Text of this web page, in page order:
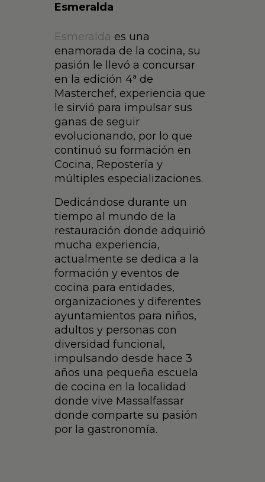
Esmeralda
Esmeralda es una
enamorada de la cocina, su
pasión le llevó a concursar
en la edición 4ª de
Masterchef, experiencia que
le sirvió para impulsar sus
ganas de seguir
evolucionando, por lo que
continuó su formación en
Cocina, Repostería y
múltiples especializaciones.
Dedicándose durante un
tiempo al mundo de la
restauración donde adquirió
mucha experiencia,
actualmente se dedica a la
formación y eventos de
cocina para entidades,
organizaciones y diferentes
ayuntamientos para niños,
adultos y personas con
diversidad funcional,
impulsando desde hace 3
años una pequeña escuela
de cocina en la localidad
donde vive Massalfassar
donde comparte su pasión
por la gastronomía.